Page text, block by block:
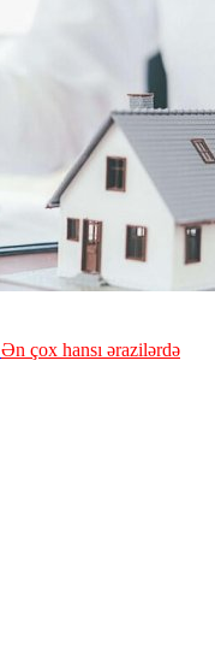
Ən çox hansı ərazilərdə